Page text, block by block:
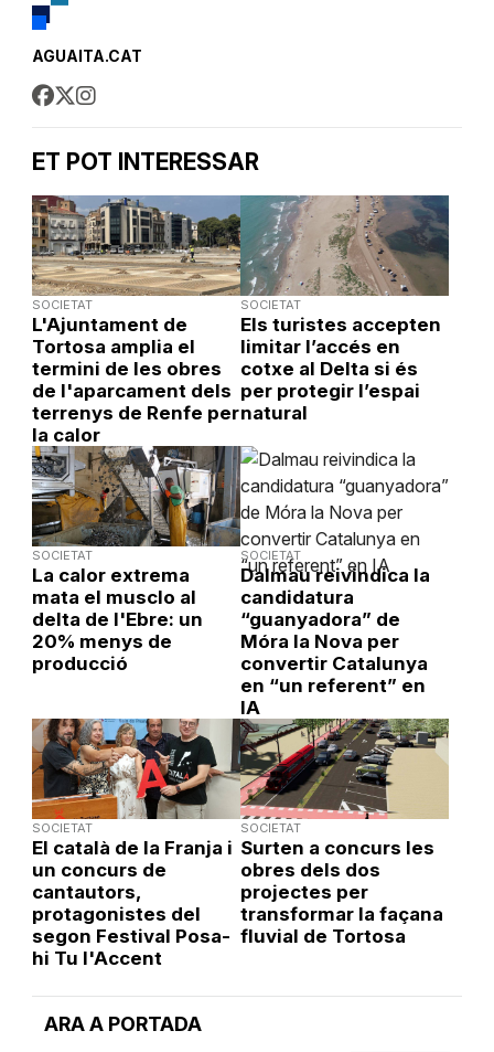
ARA A PORTADA
AGUAITA.CAT
ET POT INTERESSAR
SOCIETAT
L'Ajuntament de
Tortosa amplia el
termini de les obres
de l'aparcament dels
terrenys de Renfe per
la calor
SOCIETAT
Els turistes accepten
limitar l’accés en
cotxe al Delta si és
per protegir l’espai
natural
SOCIETAT
La calor extrema
mata el musclo al
delta de l'Ebre: un
20% menys de
producció
SOCIETAT
Dalmau reivindica la
candidatura
“guanyadora” de
Móra la Nova per
convertir Catalunya
en “un referent” en
IA
SOCIETAT
El català de la Franja i
un concurs de
cantautors,
protagonistes del
segon Festival Posa-
hi Tu l'Accent
SOCIETAT
Surten a concurs les
obres dels dos
projectes per
transformar la façana
fluvial de Tortosa